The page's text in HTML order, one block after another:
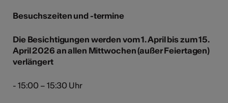
Besuchszeiten und -termine
Die Besichtigungen werden vom 1. April bis zum 15.
April 2026 an allen Mittwochen (außer Feiertagen)
verlängert
- 15:00 – 15:30 Uhr